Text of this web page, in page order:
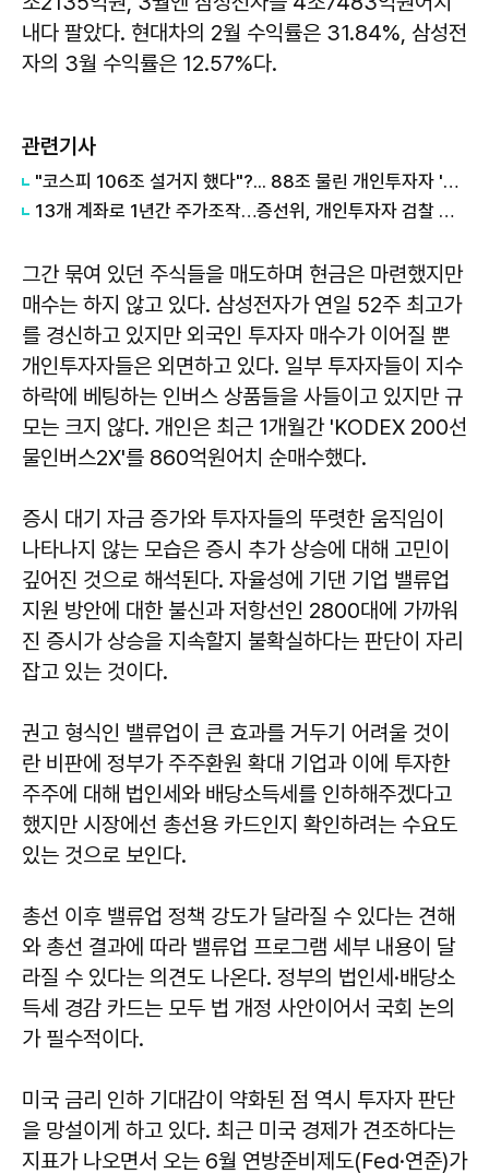
내다 팔았다. 현대차의 2월 수익률은 31.84%, 삼성전
자의 3월 수익률은 12.57%다.
관련기사
"코스피 106조 설거지 했다"?... 88조 물린 개인투자자 '비상'
13개 계좌로 1년간 주가조작…증선위, 개인투자자 검찰 통보
그간 묶여 있던 주식들을 매도하며 현금은 마련했지만
매수는 하지 않고 있다. 삼성전자가 연일 52주 최고가
를 경신하고 있지만 외국인 투자자 매수가 이어질 뿐
개인투자자들은 외면하고 있다. 일부 투자자들이 지수
하락에 베팅하는 인버스 상품들을 사들이고 있지만 규
모는 크지 않다. 개인은 최근 1개월간 'KODEX 200선
물인버스2X'를 860억원어치 순매수했다.
증시 대기 자금 증가와 투자자들의 뚜렷한 움직임이
나타나지 않는 모습은 증시 추가 상승에 대해 고민이
깊어진 것으로 해석된다. 자율성에 기댄 기업 밸류업
지원 방안에 대한 불신과 저항선인 2800대에 가까워
진 증시가 상승을 지속할지 불확실하다는 판단이 자리
잡고 있는 것이다.
권고 형식인 밸류업이 큰 효과를 거두기 어려울 것이
란 비판에 정부가 주주환원 확대 기업과 이에 투자한
주주에 대해 법인세와 배당소득세를 인하해주겠다고
했지만 시장에선 총선용 카드인지 확인하려는 수요도
있는 것으로 보인다.
총선 이후 밸류업 정책 강도가 달라질 수 있다는 견해
와 총선 결과에 따라 밸류업 프로그램 세부 내용이 달
라질 수 있다는 의견도 나온다. 정부의 법인세·배당소
득세 경감 카드는 모두 법 개정 사안이어서 국회 논의
가 필수적이다.
미국 금리 인하 기대감이 약화된 점 역시 투자자 판단
을 망설이게 하고 있다. 최근 미국 경제가 견조하다는
지표가 나오면서 오는 6월 연방준비제도(Fed·연준)가